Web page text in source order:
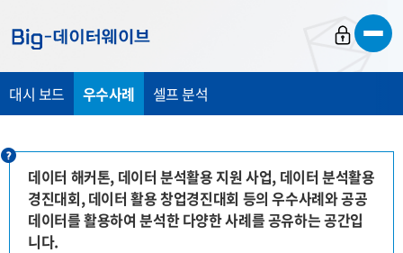
가
가
가
대시 보드 우수사례 셀프 분석
데이터 해커톤, 데이터 분석활용 지원 사업, 데이터 분석활용
경진대회, 데이터 활용 창업경진대회 등의 우수사례와 공공
데이터를 활용하여 분석한 다양한 사례를 공유하는 공간입
니다.